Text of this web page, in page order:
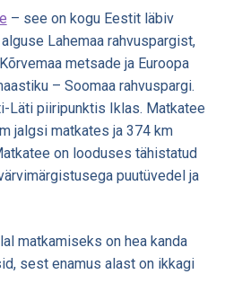
– see on kogu Eestit läbiv
Lahemaa rahvuspargist,
metsade ja Euroopa
– Soomaa rahvuspargi.
Läti piiripunktis Iklas. Matkatee
jalgsi matkates ja 374 km
on looduses tähistatud
puutüvedel ja
matkamiseks on hea kanda
sest enamus alast on ikkagi